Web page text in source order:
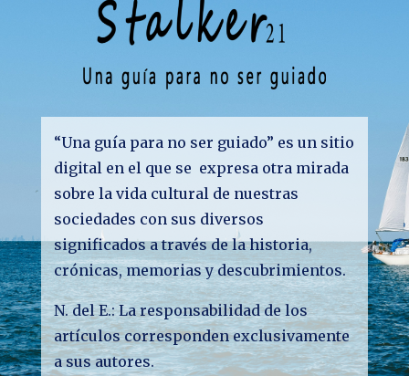
“Una guía para no ser guiado” es un sitio
digital en el que se expresa otra mirada
sobre la vida cultural de nuestras
sociedades con sus diversos
significados a través de la historia,
crónicas, memorias y descubrimientos.
N. del E.: La responsabilidad de los
artículos corresponden exclusivamente
a sus autores.